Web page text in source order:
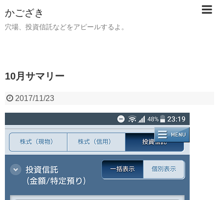
かござき
穴場、投資信託などをアピールするよ。
10月サマリー
2017/11/23